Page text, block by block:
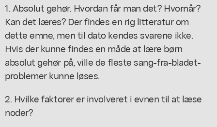
1. Absolut gehør. Hvordan får man det? Hvornår?
Kan det læres? Der findes en rig litteratur om
dette emne, men til dato kendes svarene ikke.
Hvis der kunne findes en måde at lære børn
absolut gehør på, ville de fleste sang-fra-bladet-
problemer kunne løses.
2. Hvilke faktorer er involveret i evnen til at læse
noder?